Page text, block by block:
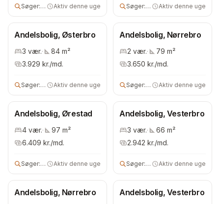
Søger:2 vær andels- eller ejerbolig
Aktiv denne uge Søger:andels- eller ejerbolig
Aktiv denne uge
Andelsbolig, Østerbro
3 vær.· 84 m²
3.929 kr./md.
Søger:andelsbolig
Aktiv denne uge
Andelsbolig, Nørrebro
2 vær.· 79 m²
3.650 kr./md.
Søger:2 vær bolig
Aktiv denne uge
Andelsbolig, Ørestad
4 vær.· 97 m²
6.409 kr./md.
Søger:andelsbolig
Aktiv denne uge
Andelsbolig, Vesterbro
3 vær.· 66 m²
2.942 kr./md.
Søger:andelsbolig
Aktiv denne uge
Andelsbolig, Nørrebro Andelsbolig, Vesterbro